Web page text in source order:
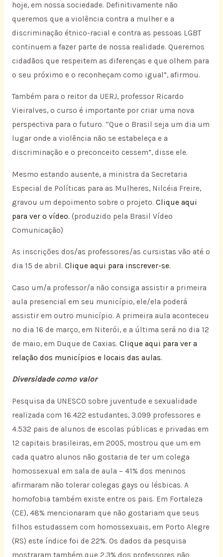
hoje, em nossa sociedade. Definitivamente não
queremos que a violência contra a mulher e a
discriminação étnico-racial e contra as pessoas LGBT
continuem a fazer parte de nossa realidade. Queremos
cidadãos que respeitem as diferenças e que olhem para
o seu próximo e o reconheçam como igual”, afirmou.
Também para o reitor da UERJ, professor Ricardo
Vieiralves, o curso é importante por criar uma nova
perspectiva para o futuro. “Que o Brasil seja um dia um
lugar onde a violência não se estabeleça e a
discriminação e o preconceito cessem”, disse ele.
Mesmo estando ausente, a ministra da Secretaria
Especial de Políticas para as Mulheres, Nilcéia Freire,
gravou um depoimento sobre o projeto. Clique aqui
para ver o vídeo. (produzido pela Brasil Vídeo
Comunicação)
As inscrições dos/as professores/as cursistas vão até o
dia 15 de abril. Clique aqui para inscrever-se.
Caso um/a professor/a não consiga assistir a primeira
aula presencial em seu município, ele/ela poderá
assistir em outro município. A primeira aula aconteceu
no dia 16 de março, em Niterói, e a última será no dia 12
de maio, em Duque de Caxias. Clique aqui para ver a
relação dos municípios e locais das aulas.
Diversidade como valor
Pesquisa da UNESCO sobre juventude e sexualidade
realizada com 16.422 estudantes, 3.099 professores e
4.532 pais de alunos de escolas públicas e privadas em
12 capitais brasileiras, em 2005, mostrou que um em
cada quatro alunos não gostaria de ter um colega
homossexual em sala de aula – 41% dos meninos
afirmaram não tolerar colegas gays ou lésbicas. A
homofobia também existe entre os pais. Em Fortaleza
(CE), 48% mencionaram que não gostariam que seus
filhos estudassem com homossexuais, em Porto Alegre
(RS) este índice foi de 22%. Os dados da pesquisa
mostraram também que 2,3% dos professores não